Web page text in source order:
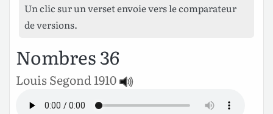
Un clic sur un verset envoie vers le comparateur
de versions.
Nombres 36
Louis Segond 1910